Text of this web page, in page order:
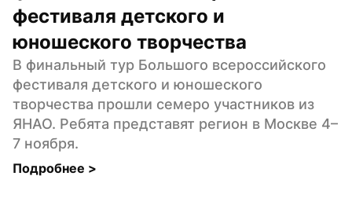
фестиваля детского и
юношеского творчества
В финальный тур Большого всероссийского
фестиваля детского и юношеского
творчества прошли семеро участников из
ЯНАО. Ребята представят регион в Москве 4–
7 ноября.
Подробнее >